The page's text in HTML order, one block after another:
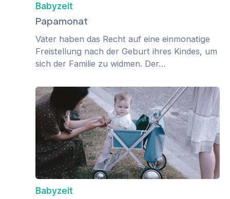
Babyzeit
Papamonat
Väter haben das Recht auf eine einmonatige
Freistellung nach der Geburt ihres Kindes, um
sich der Familie zu widmen. Der…
Babyzeit